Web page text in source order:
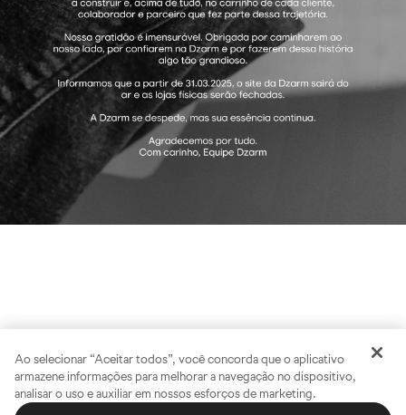
Ao selecionar “Aceitar todos”, você concorda que o aplicativo
armazene informações para melhorar a navegação no dispositivo,
analisar o uso e auxiliar em nossos esforços de marketing.